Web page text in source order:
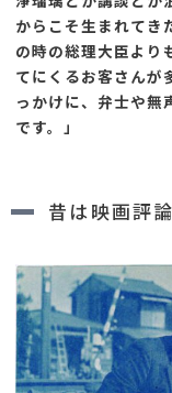
からこそ生まれてき
の時の総理大臣より
てにくるお客さんが
っかけに、弁士や無
です。」
昔は映画評